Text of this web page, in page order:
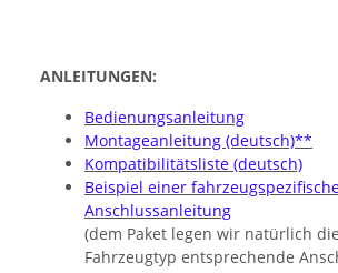
ANLEITUNGEN:
Bedienungsanleitung
Montageanleitung (deutsch)**
Kompatibilitätsliste (deutsch)
Beispiel einer
Anschlussanleitung
(dem Paket legen wir natürlich
Fahrzeugtyp entsprechende